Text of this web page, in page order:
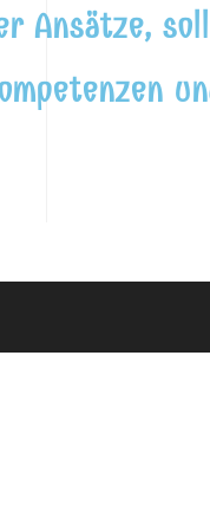
Ansätze,